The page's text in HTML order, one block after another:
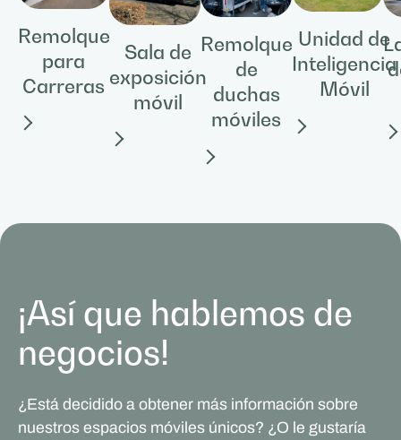
Remolque
para
Carreras
Sala de
exposición
móvil
Remolque
de
duchas
móviles
Unidad de
Inteligencia
Móvil
¡Así que hablemos de
negocios!
¿Está decidido a obtener más información sobre
nuestros espacios móviles únicos? ¿O le gustaría